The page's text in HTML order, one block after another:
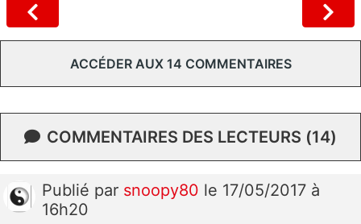
ACCÉDER AUX 14 COMMENTAIRES
COMMENTAIRES DES LECTEURS (14)
Publié par snoopy80 le 17/05/2017 à
16h20